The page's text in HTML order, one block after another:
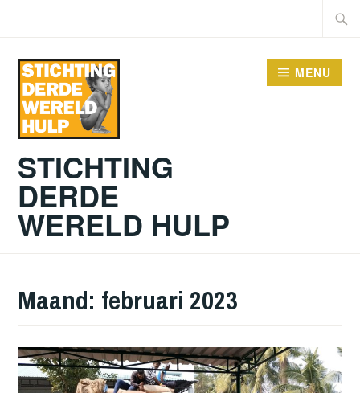
inhoud
STICHTING
DERDE
WERELD HULP
MENU
Maand: februari 2023